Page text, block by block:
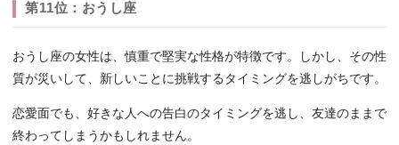
第11位：おうし座
おうし座の女性は、慎重で堅実な性格が特徴です。しかし、その性
質が災いして、新しいことに挑戦するタイミングを逃しがちです。
恋愛面でも、好きな人への告白のタイミングを逃し、友達のままで
終わってしまうかもしれません。